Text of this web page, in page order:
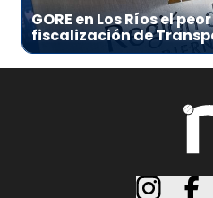
GORE en Los Ríos el
fiscalización de